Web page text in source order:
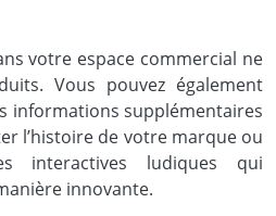
votre espace commercial ne
Vous pouvez également
informations supplémentaires
l’histoire de votre marque ou
interactives ludiques qui
innovante.